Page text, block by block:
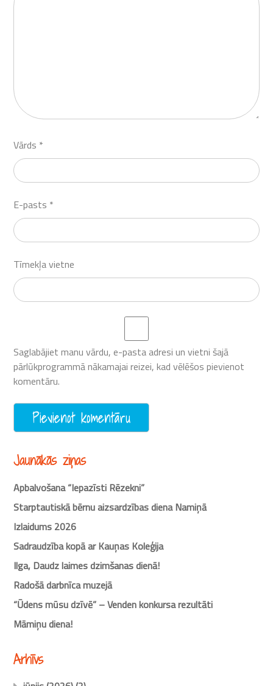
Vārds *
E-pasts *
Tīmekļa vietne
Saglabājiet manu vārdu, e-pasta adresi un vietni šajā
pārlūkprogrammā nākamajai reizei, kad vēlēšos pievienot
komentāru.
Jaunākās ziņas
Apbalvošana “Iepazīsti Rēzekni”
Starptautiskā bērnu aizsardzības diena Namiņā
Izlaidums 2026
Sadraudzība kopā ar Kauņas Koleģija
Ilga, Daudz laimes dzimšanas dienā!
Radošā darbnīca muzejā
“Ūdens mūsu dzīvē” – Venden konkursa rezultāti
Māmiņu diena!
Arhīvs